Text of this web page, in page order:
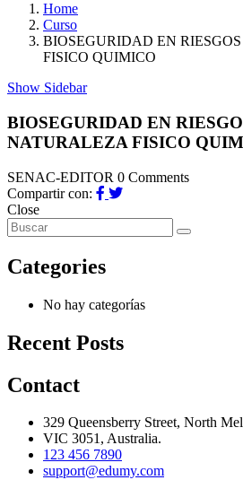
Home
Curso
BIOSEGURIDAD EN
FISICO QUIMICO
Show Sidebar
BIOSEGURIDAD EN
NATURALEZA FISICO
SENAC-EDITOR 0 Comments
Compartir con:
Close
Categories
No hay categorías
Recent Posts
Contact
329 Queensberry Street, North
VIC 3051, Australia.
123 456 7890
support@edumy.com